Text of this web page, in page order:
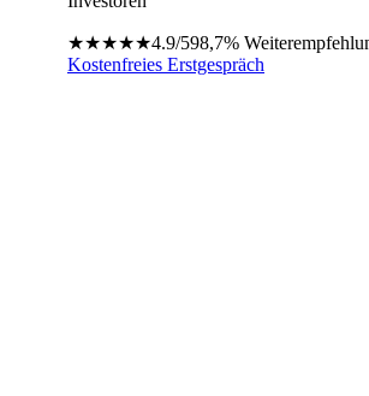
★★★★★4.9/598,7%
Kostenfreies Erstgespräch